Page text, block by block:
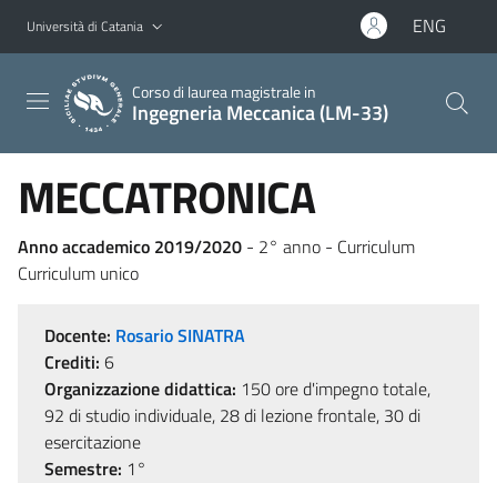
Vai al contenuto principale
Vai al menu di navigazione
Università di Catania ENG
Corso di laurea magistrale in
Ingegneria Meccanica (LM-33)
MECCATRONICA
Anno accademico 2019/2020 - 2° anno - Curriculum
Curriculum unico
Docente: Rosario SINATRA
Crediti: 6
Organizzazione didattica: 150 ore d'impegno totale,
92 di studio individuale, 28 di lezione frontale, 30 di
esercitazione
Semestre: 1°